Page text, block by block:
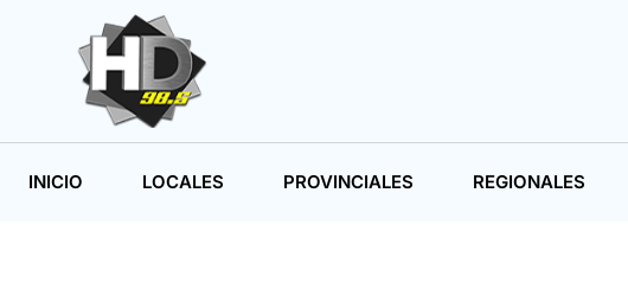
INICIO LOCALES PROVINCIALES REGIONALES